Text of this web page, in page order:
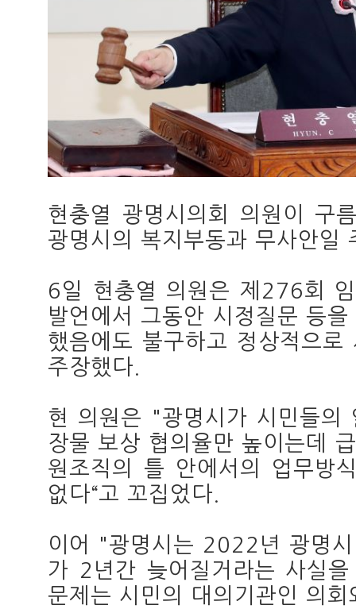
현충열 광명시의회 의원이 구
광명시의 복지부동과 무사안일
6일 현충열 의원은 제276회
발언에서 그동안 시정질문 등
했음에도 불구하고 정상적으
주장했다.
현 의원은 "광명시가 시민들의
장물 보상 협의율만 높이는데
원조직의 틀 안에서의 업무방
없다“고 꼬집었다.
이어 "광명시는 2022년 광명
가 2년간 늦어질거라는 사실
문제는 시민의 대의기관인 의